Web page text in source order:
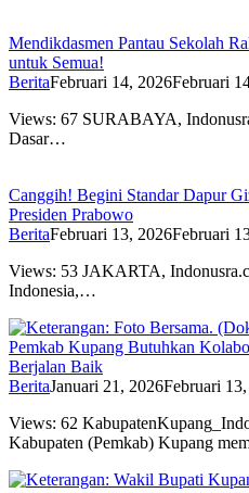
Mendikdasmen Pantau Sekolah
untuk Semua!
BeritaFebruari 14, 2026Februari
Views: 67 SURABAYA,
Dasar…
Canggih! Begini Standar Dapur
Presiden Prabowo
BeritaFebruari 13, 2026Februari
Views: 53 JAKARTA,
Indonesia,…
Pemkab Kupang Butuhkan
Berjalan Baik
BeritaJanuari 21, 2026Februari
Views: 62
Kabupaten (Pemkab) Kupang